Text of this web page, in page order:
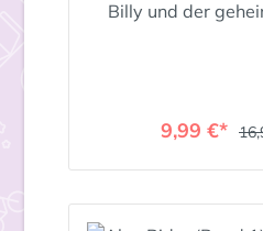
Billy und der
9,99 €*